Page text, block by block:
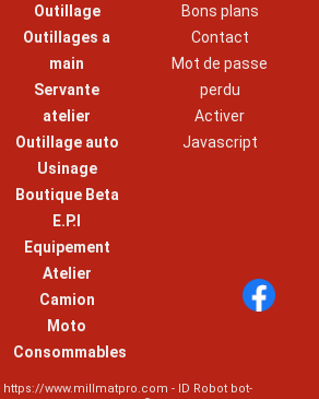
Outillage
Outillages a
main
Servante
atelier
Outillage auto
Usinage
Boutique Beta
E.P.I
Equipement
Atelier
Camion
Moto
Consommables
Bons plans
Contact
Mot de passe
perdu
Activer
Javascript
www.millmatpro.com - ID Robot bot-